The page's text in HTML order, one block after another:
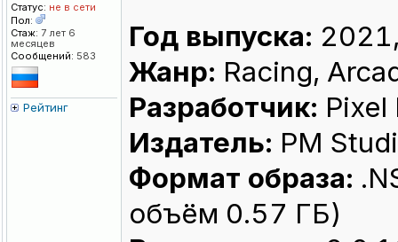
Статус: не в сети
Пол:
Стаж: 7 лет 6
месяцев
Сообщений: 583
Рейтинг
Год выпуска:
Жанр: Racing,
Разработчик:
Издатель: PM
Формат образа:
объём 0.57 ГБ)